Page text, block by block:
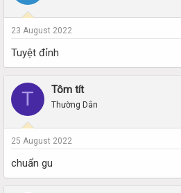
23 August 2022
Tuyệt đỉnh
T Tôm tít
Thường Dân
25 August 2022
chuẩn gu